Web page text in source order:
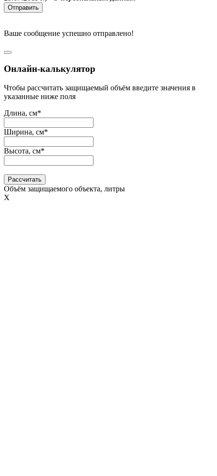
Отправить
Ваше сообщение успешно отправлено!
Онлайн-калькулятор
Чтобы рассчитать защищаемый объём введите значения в
указанные ниже поля
Длина, см*
Ширина, см*
Высота, см*
Рассчитать
Объём защищаемого объекта, литры
Х